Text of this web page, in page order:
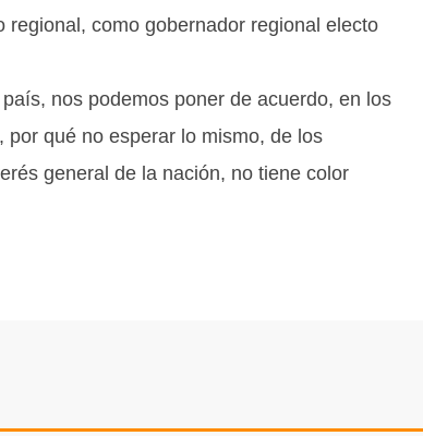
como gobernador regional electo
nos podemos poner de acuerdo, en los
qué no esperar lo mismo, de los
general de la nación, no tiene color